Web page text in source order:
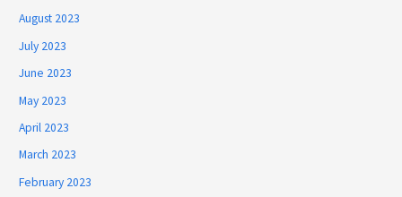
August 2023
July 2023
June 2023
May 2023
April 2023
March 2023
February 2023